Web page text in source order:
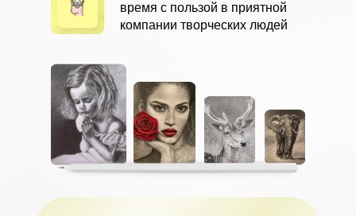
время с пользой в приятной
компании творческих людей